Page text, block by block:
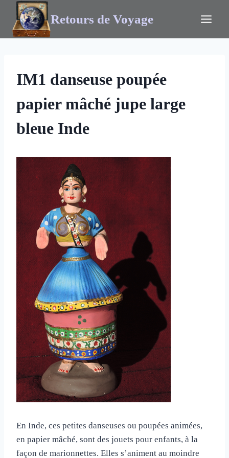
Retours de Voyage
IM1 danseuse poupée
papier mâché jupe large
bleue Inde
En Inde, ces petites danseuses ou poupées animées,
en papier mâché, sont des jouets pour enfants, à la
façon de marionnettes. Elles s’animent au moindre